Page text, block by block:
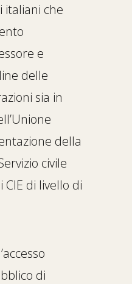
italiani che
e
delle
sia in
della
civile
di livello di
di